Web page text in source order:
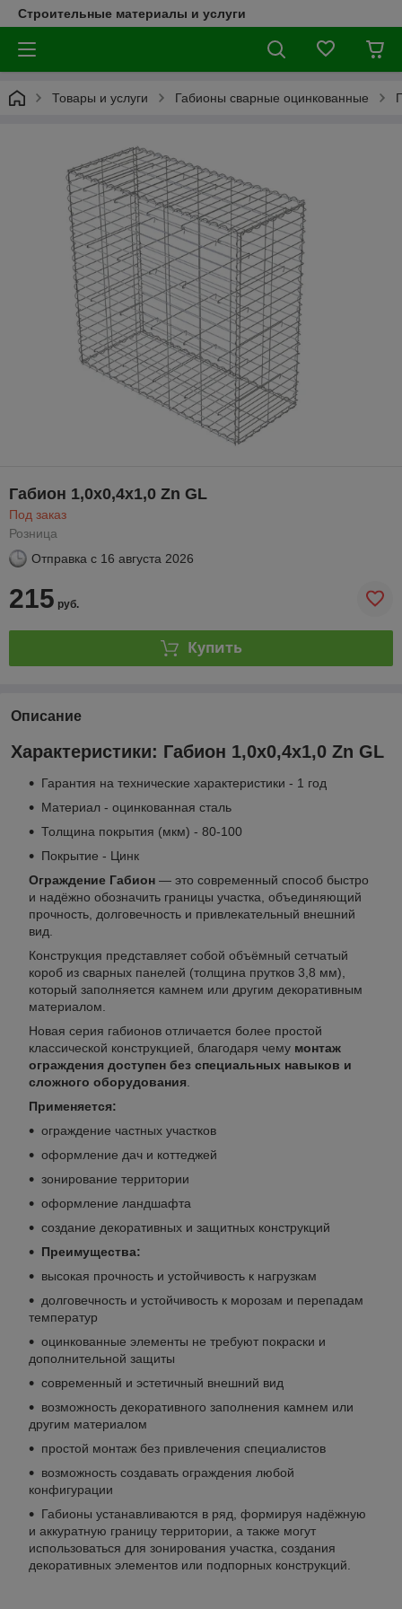
Строительные материалы и услуги
Товары и услуги Габионы сварные оцинкованные
Габион 1,0х0,4х1,0 Zn GL
Под заказ
Розница
Отправка с 16 августа 2026
215 руб.
Купить
Описание
Характеристики: Габион 1,0х0,4х1,0 Zn GL
Гарантия на технические характеристики - 1 год
Материал - оцинкованная сталь
Толщина покрытия (мкм) - 80-100
Покрытие - Цинк
Ограждение Габион — это современный способ быстро
и надёжно обозначить границы участка, объединяющий
прочность, долговечность и привлекательный внешний
вид.
Конструкция представляет собой объёмный сетчатый
короб из сварных панелей (толщина прутков 3,8 мм),
который заполняется камнем или другим декоративным
материалом.
Новая серия габионов отличается более простой
классической конструкцией, благодаря чему монтаж
ограждения доступен без специальных навыков и
сложного оборудования.
Применяется:
ограждение частных участков
оформление дач и коттеджей
зонирование территории
оформление ландшафта
создание декоративных и защитных конструкций
Преимущества:
высокая прочность и устойчивость к нагрузкам
долговечность и устойчивость к морозам и перепадам
температур
оцинкованные элементы не требуют покраски и
дополнительной защиты
современный и эстетичный внешний вид
возможность декоративного заполнения камнем или
другим материалом
простой монтаж без привлечения специалистов
возможность создавать ограждения любой
конфигурации
Габионы устанавливаются в ряд, формируя надёжную
и аккуратную границу территории, а также могут
использоваться для зонирования участка, создания
декоративных элементов или подпорных конструкций.